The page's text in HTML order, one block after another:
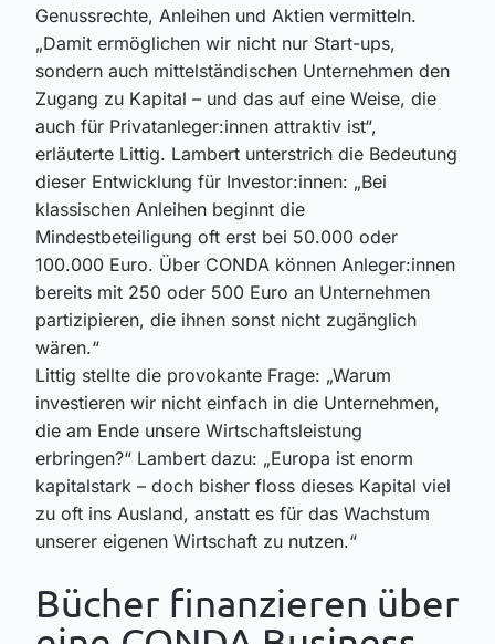
Genussrechte, Anleihen und Aktien vermitteln.
„Damit ermöglichen wir nicht nur Start-ups,
sondern auch mittelständischen Unternehmen den
Zugang zu Kapital – und das auf eine Weise, die
auch für Privatanleger:innen attraktiv ist“,
erläuterte Littig. Lambert unterstrich die Bedeutung
dieser Entwicklung für Investor:innen: „Bei
klassischen Anleihen beginnt die
Mindestbeteiligung oft erst bei 50.000 oder
100.000 Euro. Über CONDA können Anleger:innen
bereits mit 250 oder 500 Euro an Unternehmen
partizipieren, die ihnen sonst nicht zugänglich
wären.“
Littig stellte die provokante Frage: „Warum
investieren wir nicht einfach in die Unternehmen,
die am Ende unsere Wirtschaftsleistung
erbringen?“ Lambert dazu: „Europa ist enorm
kapitalstark – doch bisher floss dieses Kapital viel
zu oft ins Ausland, anstatt es für das Wachstum
unserer eigenen Wirtschaft zu nutzen.“
Bücher finanzieren über